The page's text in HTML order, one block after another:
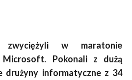
zwyciężyli w maratonie
Microsoft. Pokonali z dużą
drużyny informatyczne z 34